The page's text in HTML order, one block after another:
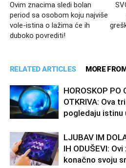
Ovim znacima sledi bolan
period sa osobom koju najviše
vole-istina o lažima će ih
duboko povrediti!
RELATED ARTICLES MORE
HOROSKOP PO
OTKRIVA: Ova
pogledaju istinu
LJUBAV IM
IH ODUŠEVI:
konačno svoju